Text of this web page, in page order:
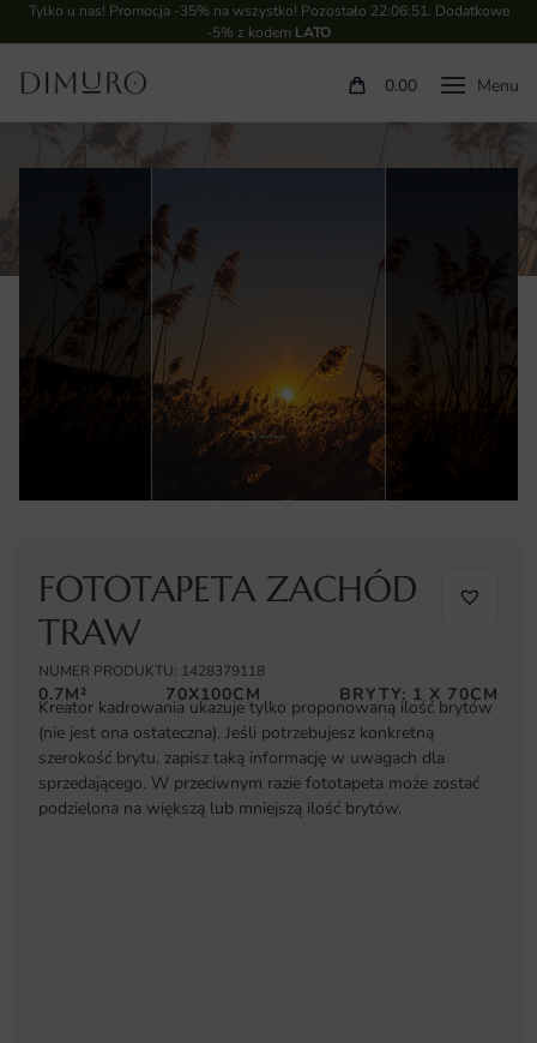
Tylko u nas! Promocja -35% na wszystko! Pozostało 22:06:50. Dodatkowe
-5% z kodem LATO
0.00
FOTOTAPETA ZACHÓD
TRAW
NUMER PRODUKTU: 1428379118
0.7M² 70X100CM BRYTY: 1 X 70CM
Kreator kadrowania ukazuje tylko proponowaną ilość brytów
(nie jest ona ostateczna). Jeśli potrzebujesz konkretną
szerokość brytu, zapisz taką informację w uwagach dla
sprzedającego. W przeciwnym razie fototapeta może zostać
podzielona na większą lub mniejszą ilość brytów.